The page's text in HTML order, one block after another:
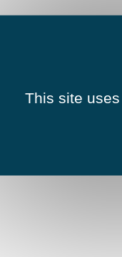
This site